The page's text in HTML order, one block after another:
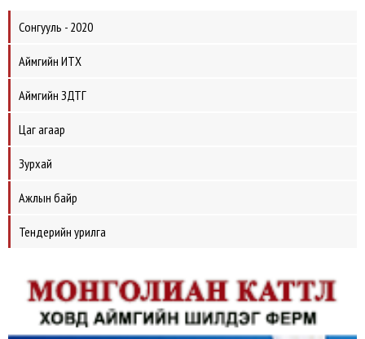
Сонгууль - 2020
Аймгийн ИТХ
Аймгийн ЗДТГ
Цаг агаар
Зурхай
Ажлын байр
Тендерийн урилга